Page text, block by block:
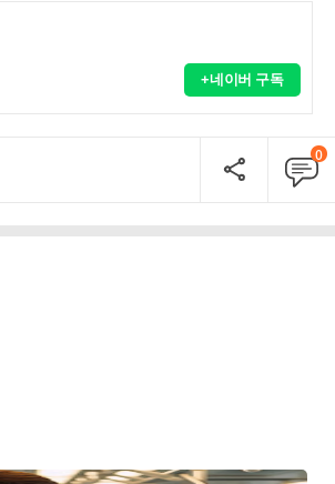
+네이버 구독
0